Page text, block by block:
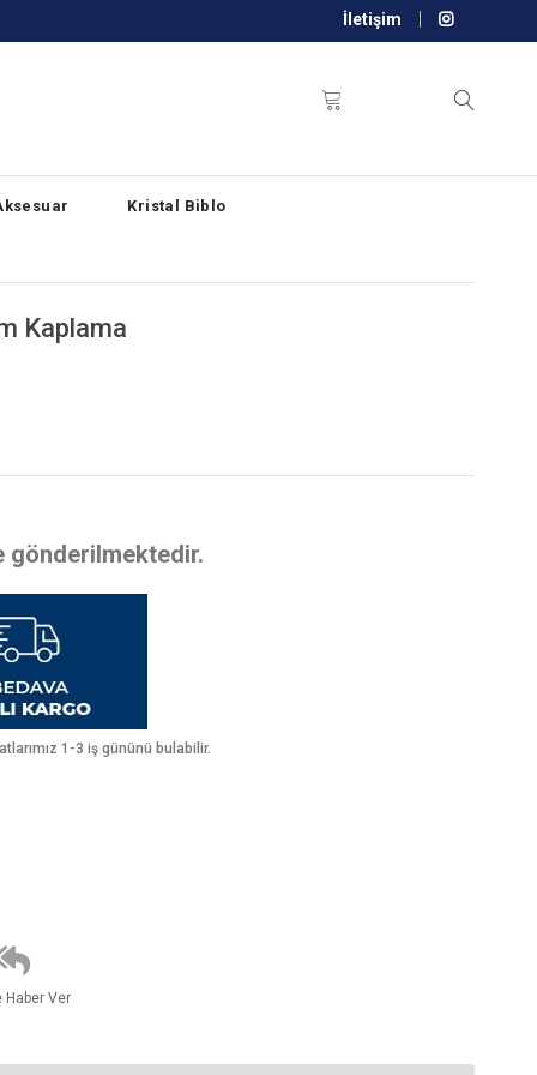
İletişim
Kristal Biblo
Kaplama
gönderilmektedir.
1-3 iş gününü bulabilir.
Haber Ver